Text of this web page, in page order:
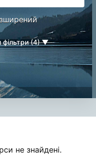
фільтри (4)
не знайдені.